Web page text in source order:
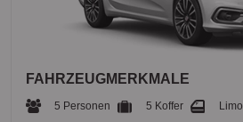
FAHRZEUGMERKMALE
5 Personen 5 Koffer